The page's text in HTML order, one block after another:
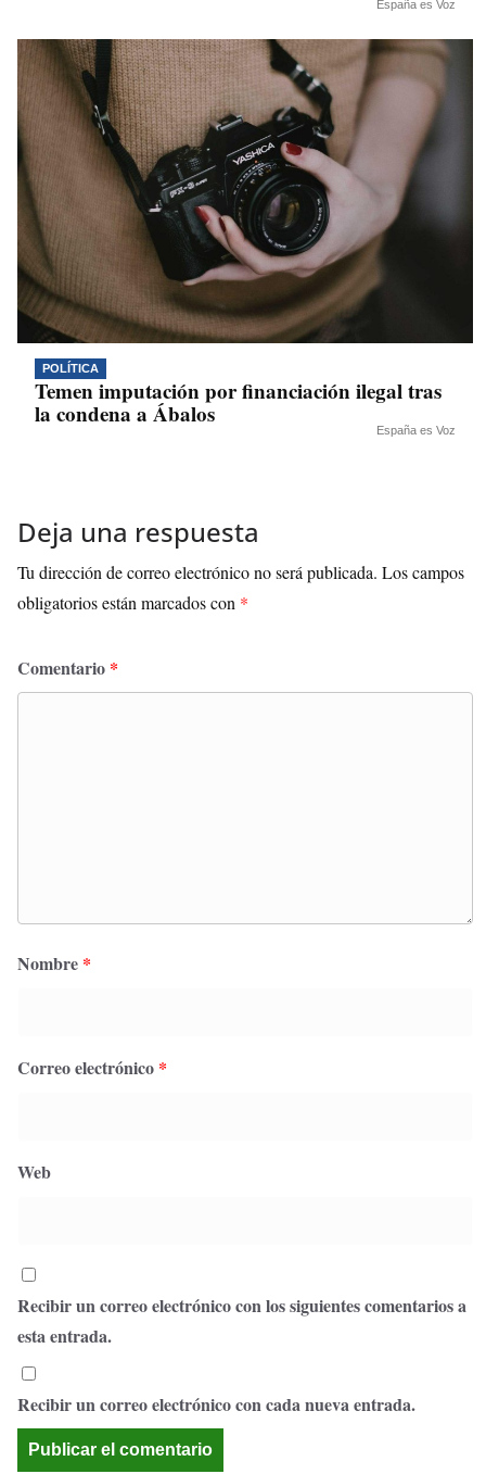
España es Voz
POLÍTICA
Temen imputación por financiación ilegal tras
la condena a Ábalos
España es Voz
Deja una respuesta
Tu dirección de correo electrónico no será publicada. Los campos
obligatorios están marcados con *
Comentario *
Nombre *
Correo electrónico *
Web
Recibir un correo electrónico con los siguientes comentarios a
esta entrada.
Recibir un correo electrónico con cada nueva entrada.